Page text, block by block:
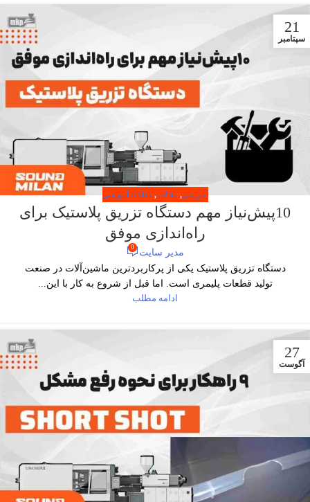
21
سپتامبر
آموزشی, مقالات, مقالات آموزشی
10پیش‌نیاز مهم دستگاه تزریق پلاستیک برای
راه‌اندازی موفق
مدیر سایت 0
دستگاه تزریق پلاستیک یکی از پرکاربردترین ماشین‌آلات در صنعت
تولید قطعات پلیمری است. اما قبل از شروع به کار با این...
ادامه مطلب
27
آگوست